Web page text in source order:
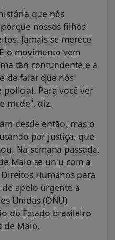
que nós
nossos filhos
Jamais se merece
o movimento vem
tão contundente e a
de falar que nós
policial. Para você ver
mede”, diz.
desde então, mas o
por justiça, que
Na semana passada,
Maio se uniu com a
Humanos para
apelo urgente à
Unidas (ONU)
do Estado brasileiro
de Maio.